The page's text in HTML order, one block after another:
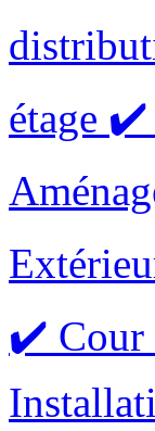
étage
✔️ Cour